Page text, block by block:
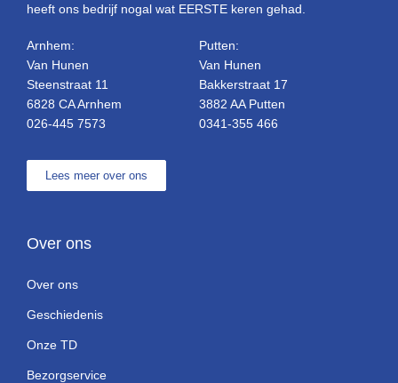
heeft ons bedrijf nogal wat EERSTE keren gehad.
Arnhem:
Van Hunen
Steenstraat 11
6828 CA Arnhem
026-445 7573
Putten:
Van Hunen
Bakkerstraat 17
3882 AA Putten
0341-355 466
Lees meer over ons
Over ons
Over ons
Geschiedenis
Onze TD
Bezorgservice